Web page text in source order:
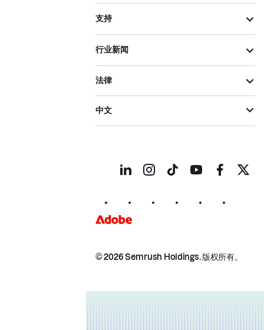
支持
行业新闻
© 2026 Semrush Holdings.版权所有。
法律
中文